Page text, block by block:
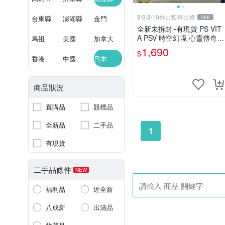
台東縣 澎湖縣 金門
馬祖 美國 加拿大
香港 中國 日本
商品狀況
直購品
競標品
全新品
二手品
有現貨
二手品條件 NEW
福利品
近全新
八成新
出清品
8/9.8/10外出暫停出貨 366
全新未拆封~有現貨 PS VIT
A PSV 時空幻境 心靈傳奇 R
亞洲日文版 亞日版 輔12級
TOHR
$1,690
1